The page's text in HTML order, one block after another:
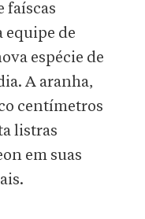
faíscas
equipe de
espécie de
A aranha,
centímetros
listras
em suas